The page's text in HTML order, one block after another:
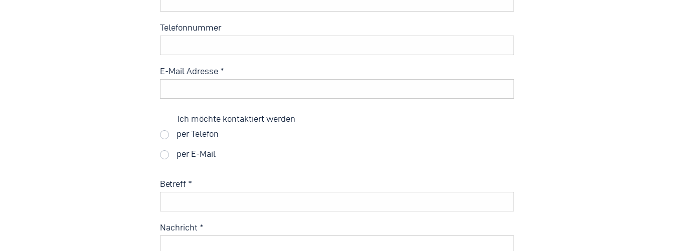
Telefonnummer
E-Mail Adresse *
Ich möchte kontaktiert werden
per Telefon
per E-Mail
Betreff *
Nachricht *